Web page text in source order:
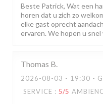
Beste Patrick, Wat een
horen dat u zich zo
elke gast oprecht
ervaren. We hopen u
Thomas B
2026-08-03 - 19:30 -
SERVICE : 5/5